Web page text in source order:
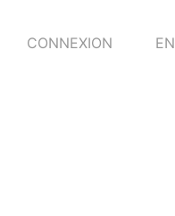
CONNEXION EN